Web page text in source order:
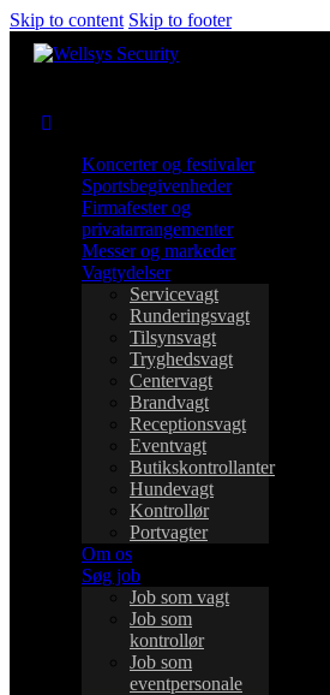
Skip to content Skip to footer
Koncerter og festivaler
Sportsbegivenheder
Firmafester og
privatarrangementer
Messer og markeder
Vagtydelser
Servicevagt
Runderingsvagt
Tilsynsvagt
Tryghedsvagt
Centervagt
Brandvagt
Receptionsvagt
Eventvagt
Butikskontrollanter
Hundevagt
Kontrollør
Portvagter
Om os
Søg job
Job som vagt
Job som
kontrollør
Job som
eventpersonale